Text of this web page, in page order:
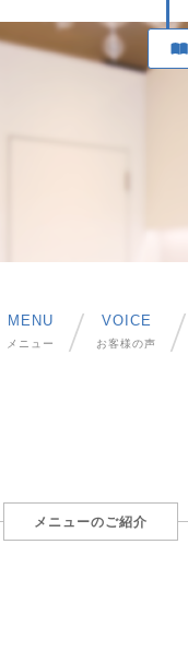
MENU
メニュー
VOICE
お客様の声
メニューのご紹介